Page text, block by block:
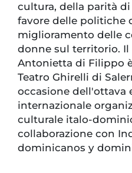
cultura, della parità
favore delle politiche
miglioramento delle
donne sul territorio. Il
Antonietta di Filippo
Teatro Ghirelli di
occasione dell'ottava
internazionale
culturale italo-
collaborazione con
dominicanos y